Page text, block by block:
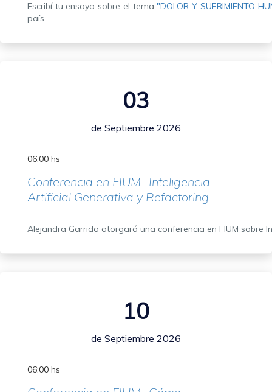
Escribí tu ensayo sobre el tema "DOLOR Y SUFRIMIENTO
país.
03
de Septiembre 2026
06:00 hs
Conferencia en FIUM- Inteligencia
Artificial Generativa y Refactoring
Alejandra Garrido otorgará una conferencia en FIUM sobre
10
de Septiembre 2026
06:00 hs